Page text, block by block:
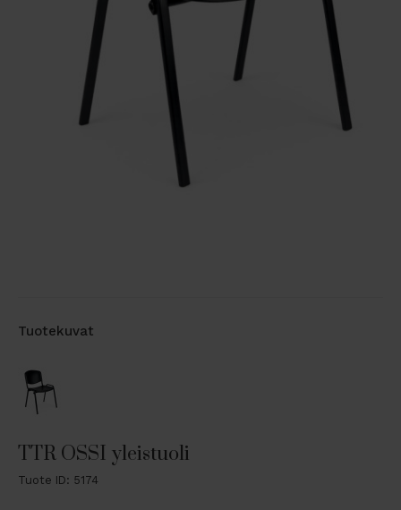
Tuotekuvat
TTR OSSI yleistuoli
Tuote ID: 5174